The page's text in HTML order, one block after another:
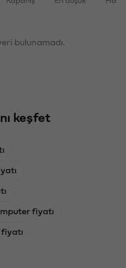
bulunamadı.
keşfet
fiyatı